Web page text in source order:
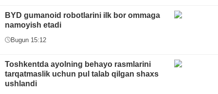
BYD gumanoid robotlarini ilk bor ommaga
namoyish etadi
Bugun 15:12
Toshkentda ayolning behayo rasmlarini
tarqatmaslik uchun pul talab qilgan shaxs
ushlandi